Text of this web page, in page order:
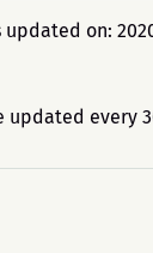
on:
updated every